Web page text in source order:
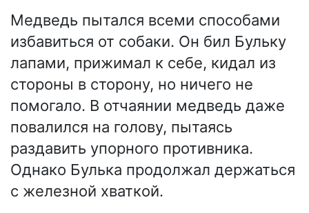
Медведь пытался всеми способами
избавиться от собаки. Он бил Бульку
лапами, прижимал к себе, кидал из
стороны в сторону, но ничего не
помогало. В отчаянии медведь даже
повалился на голову, пытаясь
раздавить упорного противника.
Однако Булька продолжал держаться
с железной хваткой.